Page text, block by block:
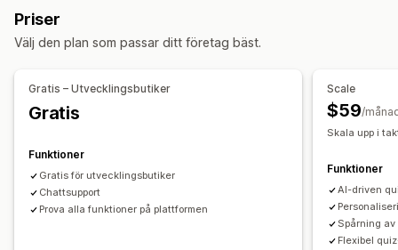
Redigeringsverktyg
Anpassade typsnitt
Insamling av e-postadresser
Analysverktyg
A/B-testning
Anpassad CSS
Anpassade regler
Produktrekommendationer Paket
Analysverktyg
A/B-testning
Konverteringsgrad
Rekommendation om prestanda
Trattens prestanda
Priser
Välj den plan som passar ditt företag bäst.
Gratis – Utvecklingsbutiker
Gratis
Funktioner
Gratis för utvecklingsbutiker
Chattsupport
Prova alla funktioner på plattformen
Scale
$59/
Skala upp i
Funktioner
AI-driven
Spårning
Flexibel